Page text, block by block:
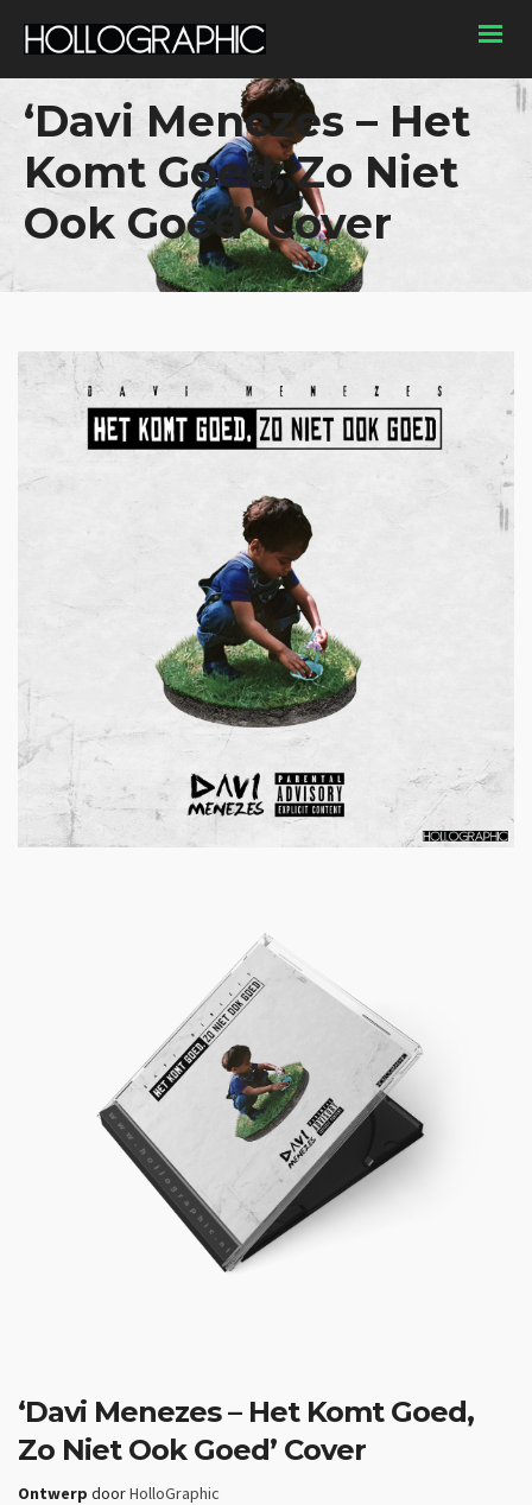
‘Davi Menezes – Het
Komt Goed, Zo Niet
Ook Goed’ Cover
‘Davi Menezes – Het Komt Goed,
Zo Niet Ook Goed’ Cover
Ontwerp doorHolloGraphic